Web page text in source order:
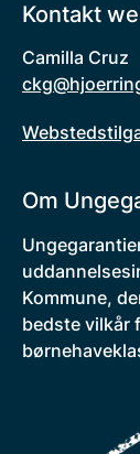
Kontakt
Camilla Cruz
Om
Kommune,
bedste vilkår